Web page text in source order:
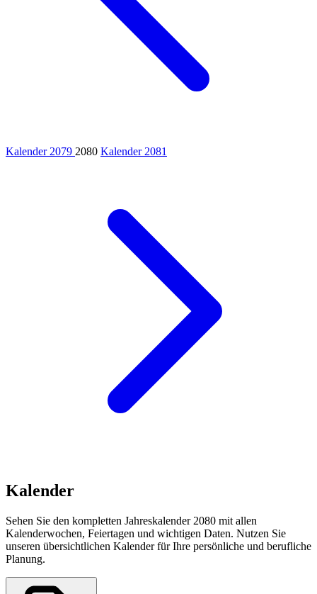
Kalender 2079 2080 Kalender 2081
Kalender
Sehen Sie den kompletten Jahreskalender 2080 mit allen
Kalenderwochen, Feiertagen und wichtigen Daten. Nutzen Sie
unseren übersichtlichen Kalender für Ihre persönliche und berufliche
Planung.